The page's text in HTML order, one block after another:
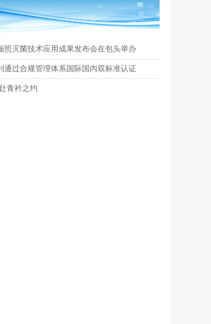
照灭菌技术应用成果发布会在包头举办
通过合规管理体系国际国内双标准认证
青衿之约